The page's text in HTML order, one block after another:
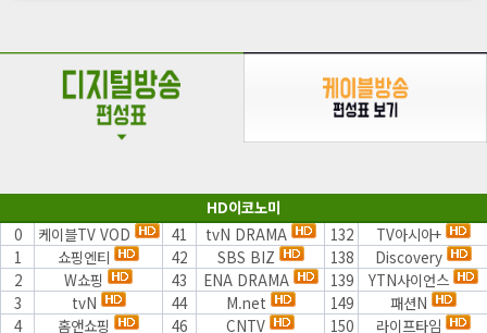
HD이코노미
0
케이블TV VOD 41 tvN DRAMA 132
TV아시아+
1
쇼핑엔티 42 SBS BIZ 138
Discovery
2
W쇼핑 43 ENA DRAMA 139
YTN사이언스
3
tvN 44 M.net 149
패션N
4
홈앤쇼핑 46 CNTV 150
라이프타임